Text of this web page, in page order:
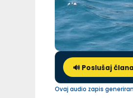
🔊 Poslušaj
Ovaj audio zapis